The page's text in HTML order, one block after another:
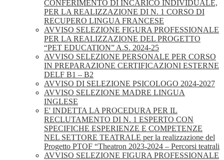
CONFERIMENTO DI INCARICO INDIVIDUALE,
PER LA REALIZZAZIONE DI N. 1 CORSO DI
RECUPERO LINGUA FRANCESE
AVVISO SELEZIONE FIGURA PROFESSIONALE
PER LA REALIZZAZIONE DEL PROGETTO
“PET EDUCATION” A.S. 2024-25
AVVISO SELEZIONE PERSONALE PER CORSO
IN PREPARAZIONE CERTIFICAZIONI ESTERNE
DELF B1 – B2
AVVISO DI SELEZIONE PSICOLOGO 2024-2027
AVVISO SELEZIONE MADRE LINGUA
INGLESE
E' INDETTA LA PROCEDURA PER IL
RECLUTAMENTO DI N. 1 ESPERTO CON
SPECIFICHE ESPERIENZE E COMPETENZE
NEL SETTORE TEATRALE per la realizzazione del
Progetto PTOF “Theatron 2023-2024 – Percorsi teatrali
AVVISO SELEZIONE FIGURA PROFESSIONALE